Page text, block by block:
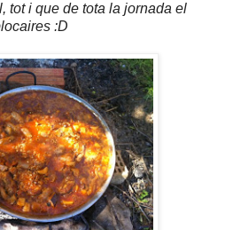
tot i que de tota la jornada el
:D